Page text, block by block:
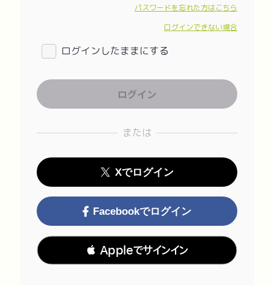
パスワードを忘れた方はこちら
ログインできない場合
ログインしたままにする
または
Xでログイン
Facebookでログイン
 Appleでサインイン